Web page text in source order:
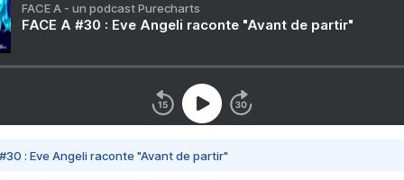
FACE A - un podcast Purecharts
FACE A #30 : Eve Angeli raconte "Avant de partir"
#30 : Eve Angeli raconte "Avant de partir"